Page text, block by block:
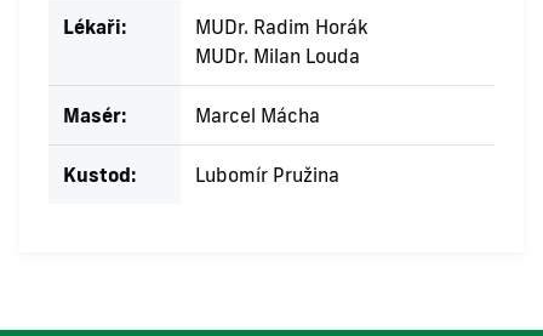
Lékaři:
MUDr. Radim Horák
MUDr. Milan Louda
Masér: Marcel Mácha
Kustod: Lubomír Pružina